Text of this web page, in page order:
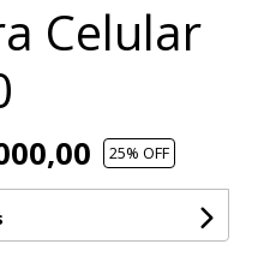
Celular
25% OFF